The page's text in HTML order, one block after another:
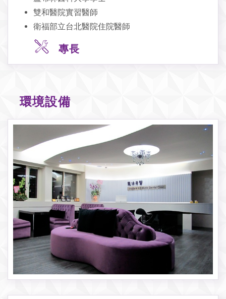
雙和醫院實習醫師
衛福部立台北醫院住院醫師
專長
環境設備